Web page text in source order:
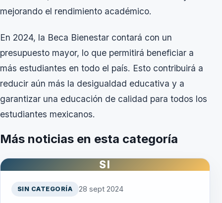
mejorando el rendimiento académico.
En 2024, la Beca Bienestar contará con un
presupuesto mayor, lo que permitirá beneficiar a
más estudiantes en todo el país. Esto contribuirá a
reducir aún más la desigualdad educativa y a
garantizar una educación de calidad para todos los
estudiantes mexicanos.
Más noticias en esta categoría
SI
SIN CATEGORÍA 28 sept 2024